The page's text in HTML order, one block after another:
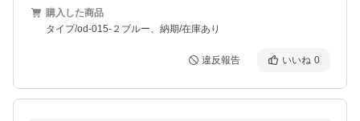
購入した商品
タイプ/od-015-２ブルー、納期/在庫あり
違反報告 いいね 0